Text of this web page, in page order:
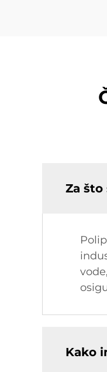
Za
Kako